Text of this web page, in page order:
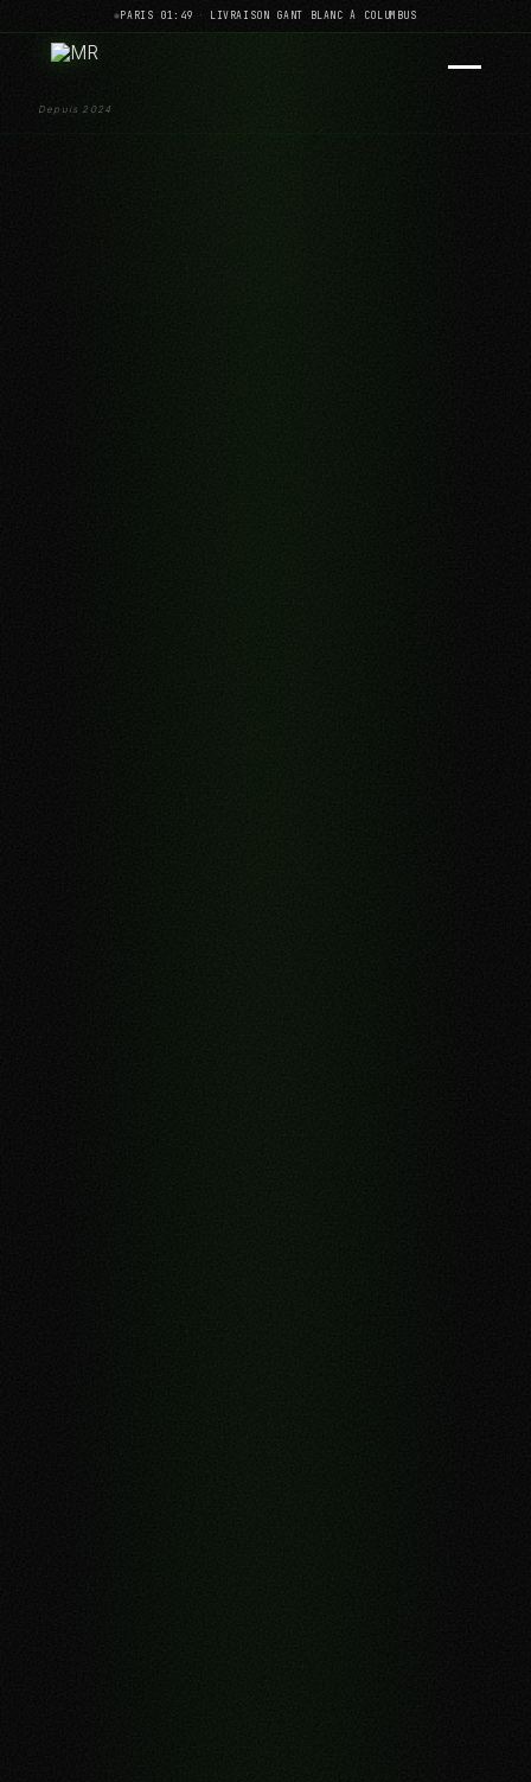
PARIS 01:49 · LIVRAISON GANT BLANC À COLUMBUS
Depuis 2024